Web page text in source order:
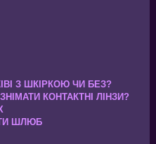
З ШКІРКОЮ ЧИ БЕЗ?
КОНТАКТНІ ЛІНЗИ?
ШЛЮБ